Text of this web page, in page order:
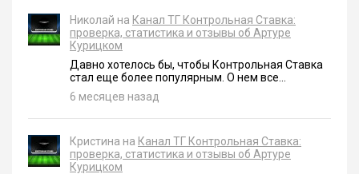
Николай на Канал ТГ Контрольная Ставка:
проверка, статистика и отзывы об Артуре
Курицком
Давно хотелось бы, чтобы Контрольная Ставка
стал еще более популярным. О нем все...
6 месяцев назад
Кристина на Канал ТГ Контрольная Ставка:
проверка, статистика и отзывы об Артуре
Курицком